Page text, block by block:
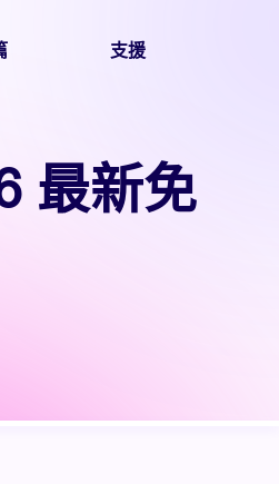
支援
最新免